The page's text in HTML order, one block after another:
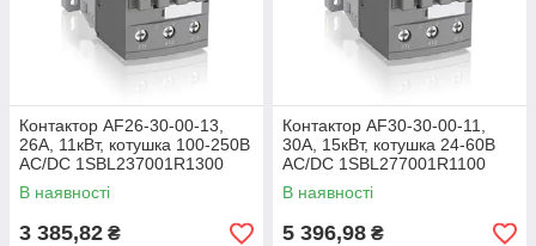
Контактор AF26-30-00-13,
26А, 11кВт, котушка 100-250B
AC/DC 1SBL237001R1300
В наявності
3 385,82 ₴
Контактор AF30-30-00-11,
30А, 15кВт, котушка 24-60В
AC/DC 1SBL277001R1100
В наявності
5 396,98 ₴